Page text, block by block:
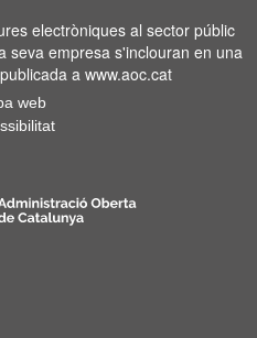
electròniques al sector públic
seva empresa s'inclouran en una
a www.aoc.cat
web